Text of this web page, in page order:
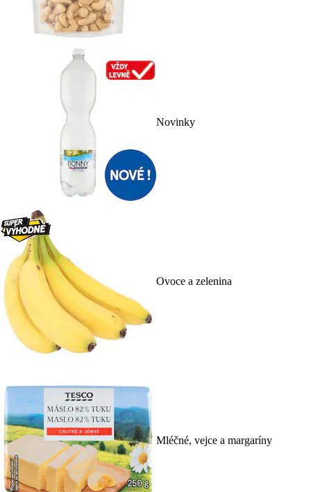
Novinky
Ovoce a zelenina
Mléčné, vejce a margaríny